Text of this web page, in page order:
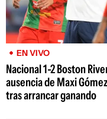
EN VIVO
Nacional 1-2 Boston
ausencia de Maxi
tras arrancar ganando